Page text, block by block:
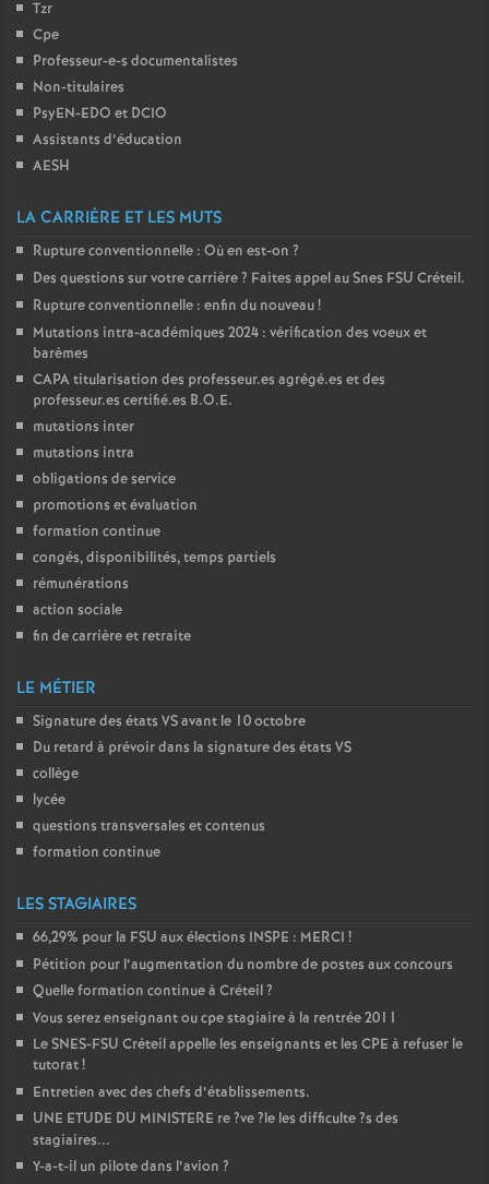
o
u
r
Tzr
Cpe
Professeur-e-s documentalistes
Non-titulaires
PsyEN-EDO et DCIO
Assistants d’éducation
AESH
LA CARRIÈRE ET LES MUTS
Rupture conventionnelle : Où en est-on ?
Des questions sur votre carrière? Faites appel au Snes FSU Créteil.
Rupture conventionnelle : enfin du nouveau!
Mutations intra-académiques 2024 : vérification des voeux et
barèmes
CAPAtitularisation des professeur.es agrégé.es et des
professeur.es certifié.es B.O.E.
mutations inter
mutations intra
obligations de service
promotions et évaluation
formation continue
congés, disponibilités, temps partiels
rémunérations
action sociale
fin de carrière et retraite
LE MÉTIER
Signature des états VSavant le 10 octobre
Du retard à prévoir dans la signature des états VS
collège
lycée
questions transversales et contenus
formation continue
LES STAGIAIRES
66,29% pour la FSU aux élections INSPE : MERCI !
Pétition pour l’augmentation du nombre de postes aux concours
Quelle formation continue à Créteil?
Vous serez enseignant ou cpe stagiaire à la rentrée 2011
LeSNES-FSU Créteil appelle les enseignants et les CPE à refuser le
tutorat!
Entretien avec des chefs d’établissements.
UNE ETUDE DU MINISTERE re?ve?le les difficulte?s des
stagiaires...
Y-a-t-il un pilote dans l’avion ?